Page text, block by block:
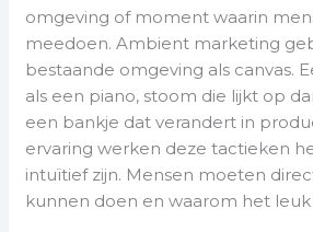
omgeving of moment waarin
meedoen. Ambient marketing
bestaande omgeving als canvas.
als een piano, stoom die lijkt op
een bankje dat verandert in
ervaring werken deze tactieken
intuïtief zijn. Mensen moeten
kunnen doen en waarom het leuk